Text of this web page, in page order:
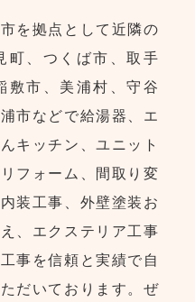
を拠点として近隣の
町、つくば市、取手
敷市、美浦村、守谷
市などで給湯器、エ
キッチン、ユニット
フォーム、間取り変
装工事、外壁塗装お
、エクステリア工事
事を信頼と実績で自
だいております。ぜ